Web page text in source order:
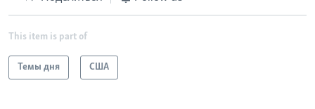
This item is part of
Темы дня США